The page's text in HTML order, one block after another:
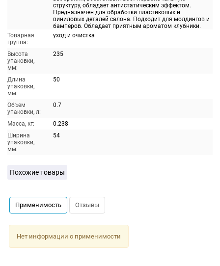
структуру, обладает антистатическим эффектом.
Предназначен для обработки пластиковых и
виниловых деталей салона. Подходит для молдингов и
бамперов. Обладает приятным ароматом клубники.
Товарная
группа:
уход и очистка
Высота
упаковки,
мм:
235
Длина
упаковки,
мм:
50
Объем
упаковки, л:
0.7
Масса, кг:
0.238
Ширина
упаковки,
мм:
54
Похожие товары
Применимость Отзывы
Нет информации о применимости